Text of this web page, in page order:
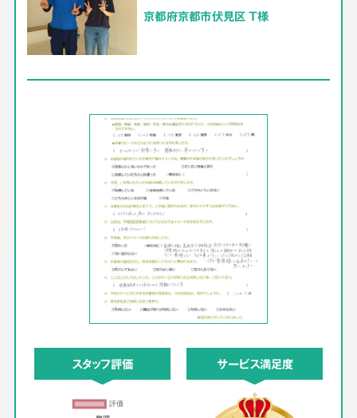
京都府京都市伏見区 T様
スタッフ評価 サービス満足度